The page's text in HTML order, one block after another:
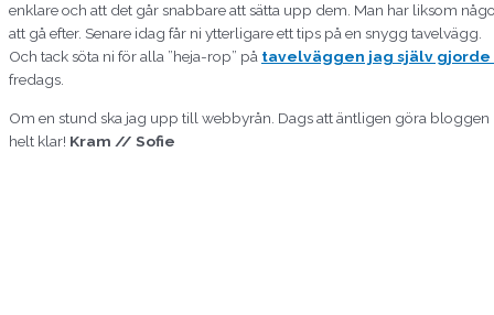
enklare och att det går snabbare att sätta upp dem. Man har liksom
att gå efter. Senare idag får ni ytterligare ett tips på en snygg tavelvägg.
Och tack söta ni för alla ”heja-rop” på tavelväggen jag själv gjorde
fredags.
Om en stund ska jag upp till webbyrån. Dags att äntligen göra bloggen
helt klar! Kram // Sofie